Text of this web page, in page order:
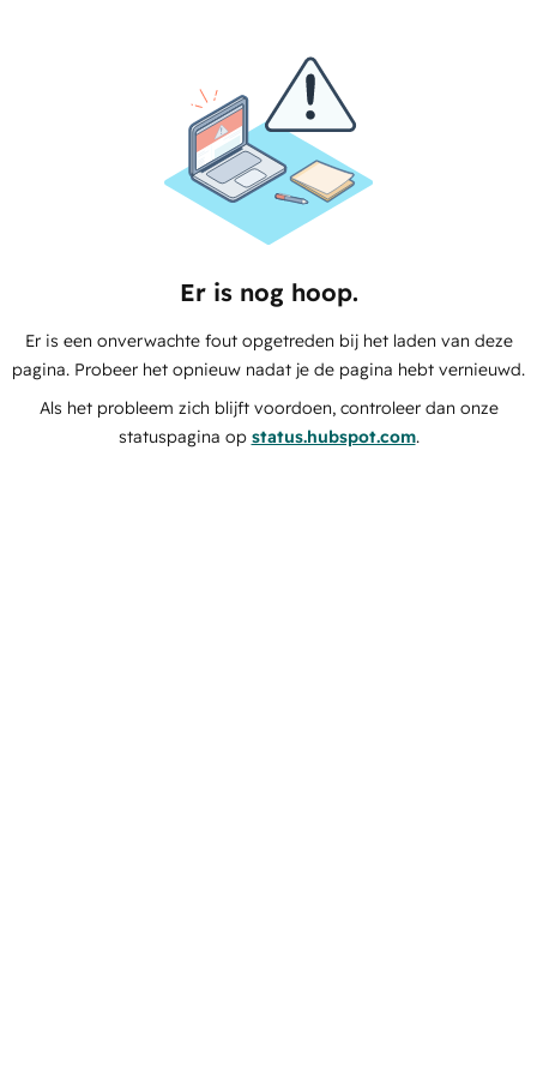
Er is nog hoop.
Er is een onverwachte fout opgetreden bij het laden van deze
pagina. Probeer het opnieuw nadat je de pagina hebt vernieuwd.
Als het probleem zich blijft voordoen, controleer dan onze
statuspagina op status.hubspot.com.